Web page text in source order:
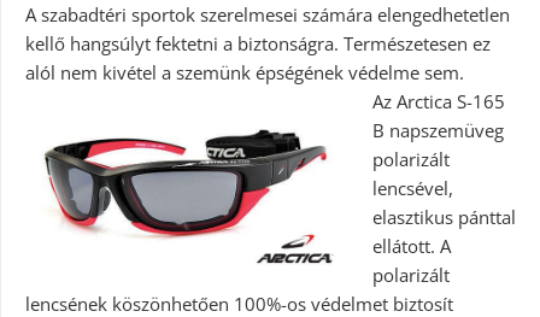
A szabadtéri sportok szerelmesei számára elengedhetetlen
kellő hangsúlyt fektetni a biztonságra. Természetesen ez
alól nem kivétel a szemünk épségének védelme sem.
Az Arctica S-165
B napszemüveg
polarizált
lencsével,
elasztikus pánttal
ellátott. A
polarizált
lencsének köszönhetően 100%-os védelmet biztosít